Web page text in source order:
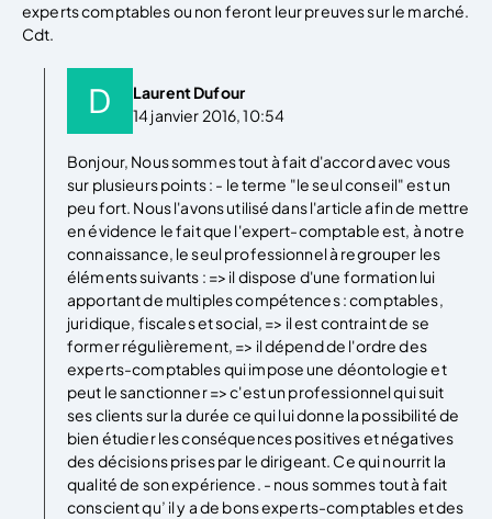
experts comptables ou non feront leur preuves sur le marché.
Cdt.
Laurent Dufour
14 janvier 2016, 10:54
Bonjour, Nous sommes tout à fait d'accord avec vous
sur plusieurs points : - le terme "le seul conseil" est un
peu fort. Nous l'avons utilisé dans l'article afin de mettre
en évidence le fait que l'expert-comptable est, à notre
connaissance, le seul professionnel à regrouper les
éléments suivants : => il dispose d'une formation lui
apportant de multiples compétences : comptables,
juridique, fiscales et social, => il est contraint de se
former régulièrement, => il dépend de l'ordre des
experts-comptables qui impose une déontologie et
peut le sanctionner => c'est un professionnel qui suit
ses clients sur la durée ce qui lui donne la possibilité de
bien étudier les conséquences positives et négatives
des décisions prises par le dirigeant. Ce qui nourrit la
qualité de son expérience. - nous sommes tout à fait
conscient qu’ il y a de bons experts-comptables et des